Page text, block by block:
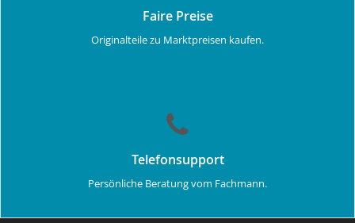
Faire Preise
Originalteile zu Marktpreisen kaufen.
Telefonsupport
Persönliche Beratung vom Fachmann.